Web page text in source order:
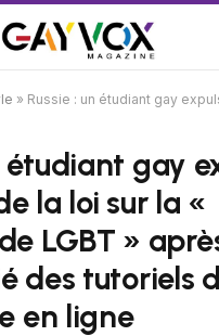
» Russie : un étudiant gay expulsé en raison de la loi sur la « propagande LGBT » après avoir
étudiant gay
la loi sur la «
LGBT »
des tutoriels
en ligne